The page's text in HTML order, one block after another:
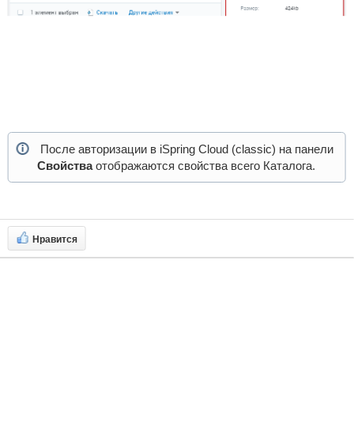
После авторизации в iSpring Cloud (classic) на панели
Свойстваотображаются свойства всего Каталога.
Нравится